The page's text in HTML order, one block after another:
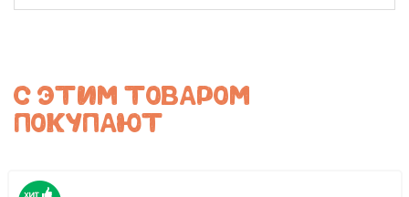
С ЭТИМ ТОВАРОМ
ПОКУПАЮТ